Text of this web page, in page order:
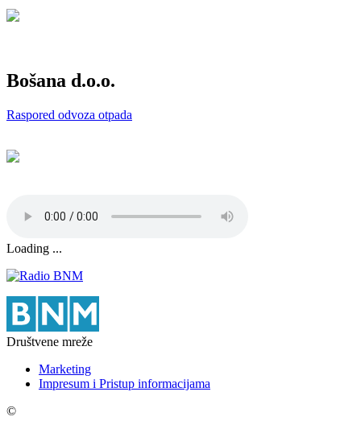
Bošana d.o.o.
Raspored odvoza otpada
Loading ...
Društvene mreže
Marketing
Impresum i Pristup informacijama
©